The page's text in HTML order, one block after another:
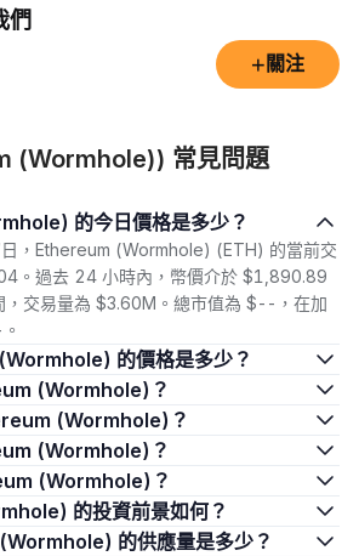
們
+ 關注
(Wormhole)) 常見問題
的今日價格是多少？
，Ethereum (Wormhole) (ETH) 的當前交
。過去 24 小時內，幣價介於 $1,890.89
交易量為 $3.60M。總市值為 $--，在加
(Wormhole) 的價格是多少？
(Wormhole)？
(Wormhole)？
(Wormhole)？
(Wormhole)？
的投資前景如何？
(Wormhole) 的供應量是多少？